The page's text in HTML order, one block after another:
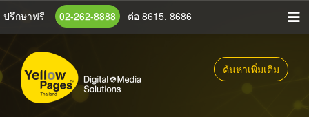
ข้าม
เนื้อหา
หลัก
ปรึกษาฟรี 02-262-8888 ต่อ 8615, 8686
ค้นหาเพิ่มเติม